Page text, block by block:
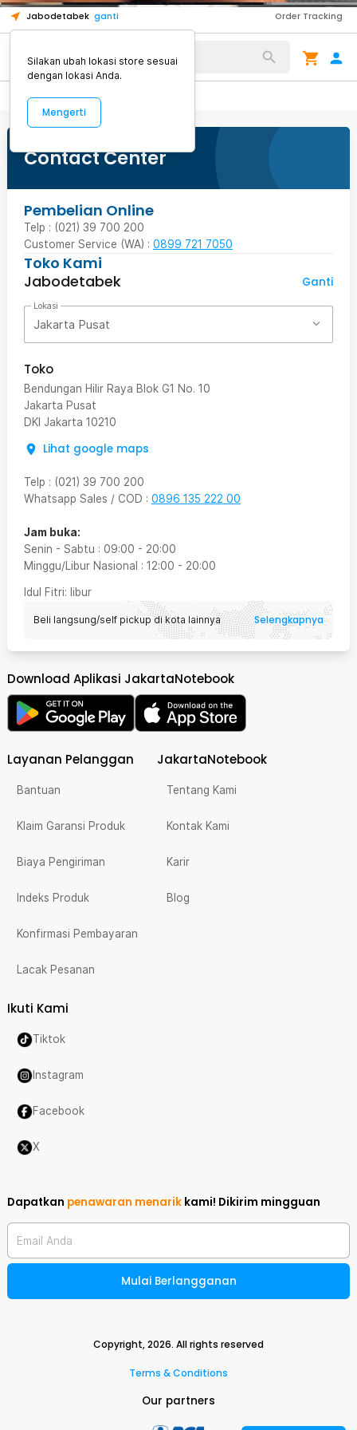
Jabodetabek ganti Order Tracking
Alat Kopi
8
1
1
Contact Center
Pembelian Online
Telp : (021) 39 700 200
Customer Service (WA) : 0899 721 7050
Toko Kami
Jabodetabek
Ganti
Lokasi
Jakarta Pusat
Toko
Bendungan Hilir Raya Blok G1 No. 10
Jakarta Pusat
DKI Jakarta 10210
Lihat google maps
Telp : (021) 39 700 200
Whatsapp Sales / COD : 0896 135 222 00
Jam buka:
Senin - Sabtu : 09:00 - 20:00
Minggu/Libur Nasional : 12:00 - 20:00
Idul Fitri: libur
Beli langsung/self pickup di kota lainnya Selengkapnya
Download Aplikasi JakartaNotebook
Layanan Pelanggan
Bantuan
Klaim Garansi Produk
Biaya Pengiriman
Indeks Produk
Konfirmasi Pembayaran
Lacak Pesanan
JakartaNotebook
Tentang Kami
Kontak Kami
Karir
Blog
Ikuti Kami
Tiktok
Instagram
Facebook
X
Dapatkan penawaran menarik kami! Dikirim mingguan
Email Anda
Mulai Berlangganan
Copyright,2026. All rights reserved
Terms & Conditions
Our partners
Silakan ubah lokasi store sesuai
dengan lokasi Anda.
Mengerti